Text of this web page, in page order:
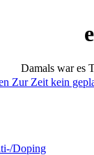
Damals war es
Zur Zeit kein
Doping